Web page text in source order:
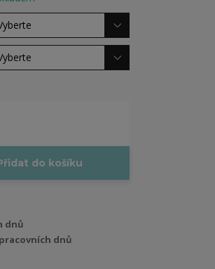
do košíku
dnů
pracovních dnů